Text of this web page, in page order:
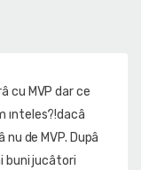
cu MVP dar ce
ınteles?!dacâ
de MVP. Dupâ
buni jucâtori